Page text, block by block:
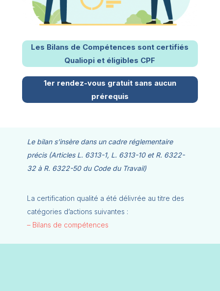
Les Bilans de Compétences sont certifiés
Qualiopi et éligibles CPF
1er rendez-vous gratuit sans aucun
prérequis
Le bilan s’insère dans un cadre réglementaire
précis (Articles L. 6313-1, L. 6313-10 et R. 6322-
32 à R. 6322-50 du Code du Travail)
La certification qualité a été délivrée au titre des
catégories d’actions suivantes :
– Bilans de compétences